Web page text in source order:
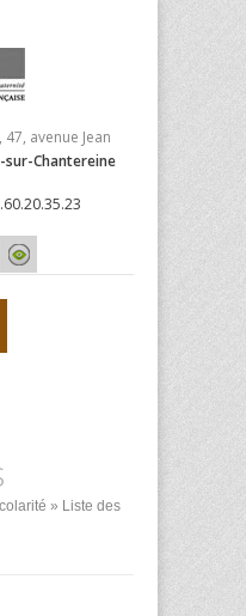
47, avenue Jean
sur-Chantereine
» Liste des